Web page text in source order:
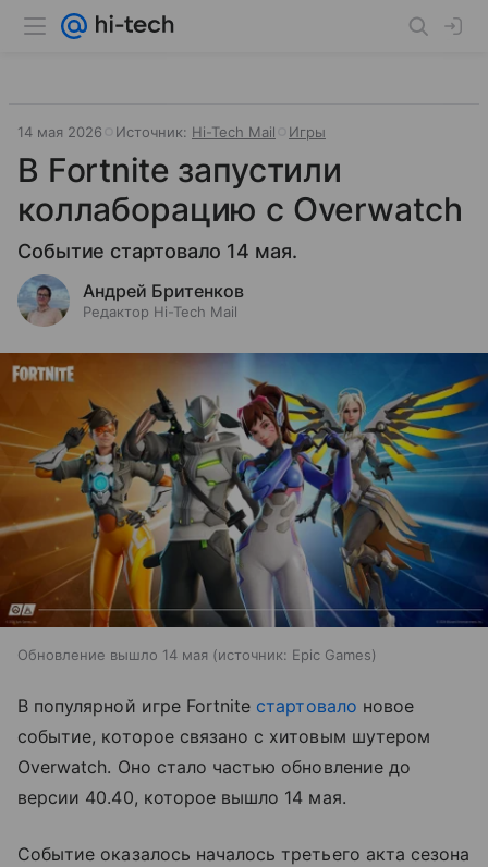
14 мая 2026 Источник: Hi-Tech Mail Игры
В Fortnite запустили
коллаборацию с Overwatch
Событие стартовало 14 мая.
Андрей Бритенков
Редактор Hi-Tech Mail
Обновление вышло 14 мая источник: Epic Games
В популярной игре Fortnite стартовало новое
событие, которое связано с хитовым шутером
Overwatch. Оно стало частью обновление до
версии 40.40, которое вышло 14 мая.
Событие оказалось началось третьего акта сезона